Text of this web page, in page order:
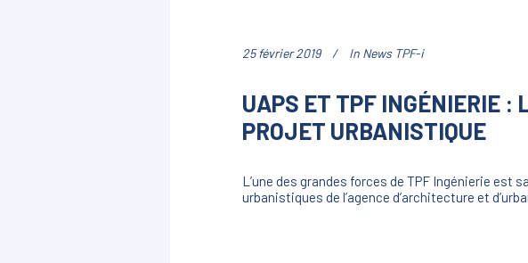
25 février 2019 In News TPF-i
UAPS ET TPF INGÉNIERIE :
PROJET URBANISTIQUE
L’une des grandes forces de TPF Ingénierie est
urbanistiques de l’agence d’architecture et